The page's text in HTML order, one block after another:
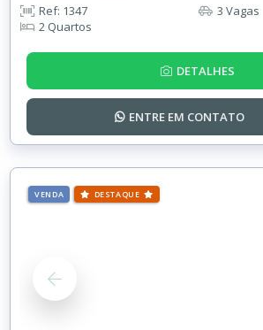
Ref: 1347
2 Quartos
3 Vagas
DETALHES
ENTRE EM CONTATO
VENDA DESTAQUE